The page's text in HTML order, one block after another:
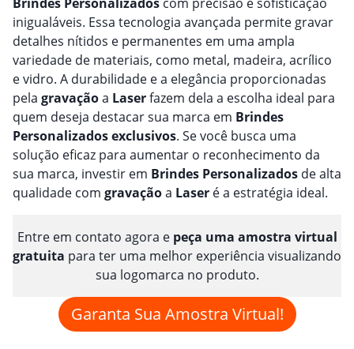
inigualáveis. Essa tecnologia avançada permite gravar
detalhes nítidos e permanentes em uma ampla
variedade de materiais, como metal, madeira, acrílico
e vidro. A durabilidade e a elegância proporcionadas
pela gravaçãoa Laserfazem dela a escolha ideal para
quem deseja destacar sua marca em Brindes
Personalizadosexclusivos. Se você busca uma
solução eficaz para aumentar o reconhecimento da
sua marca, investir em Brindes Personalizados de alta
qualidade com gravaçãoa Laser é a estratégia ideal.
Entre em contato agora e peça uma amostra virtual
gratuita para ter uma melhor experiência visualizando
sua logomarca no produto.
Garanta Sua Amostra Virtual!